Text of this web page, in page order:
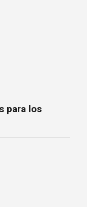
para los